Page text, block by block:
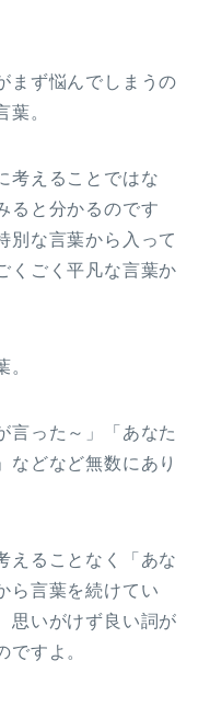
まず悩んでしまうの
葉。
考えることではな
ると分かるのです
別な言葉から入って
くごく平凡な言葉か
。
言った～」「あなた
などなど無数にあり
ることなく「あな
ら言葉を続けてい
いがけず良い詞が
ですよ。